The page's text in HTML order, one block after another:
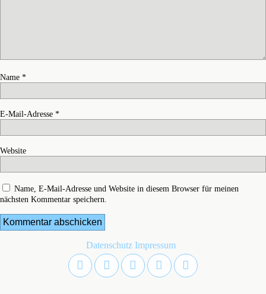
Name *
E-Mail-Adresse *
Website
Name, E-Mail-Adresse und Website in diesem Browser für meinen
nächsten Kommentar speichern.
Datenschutz Impressum